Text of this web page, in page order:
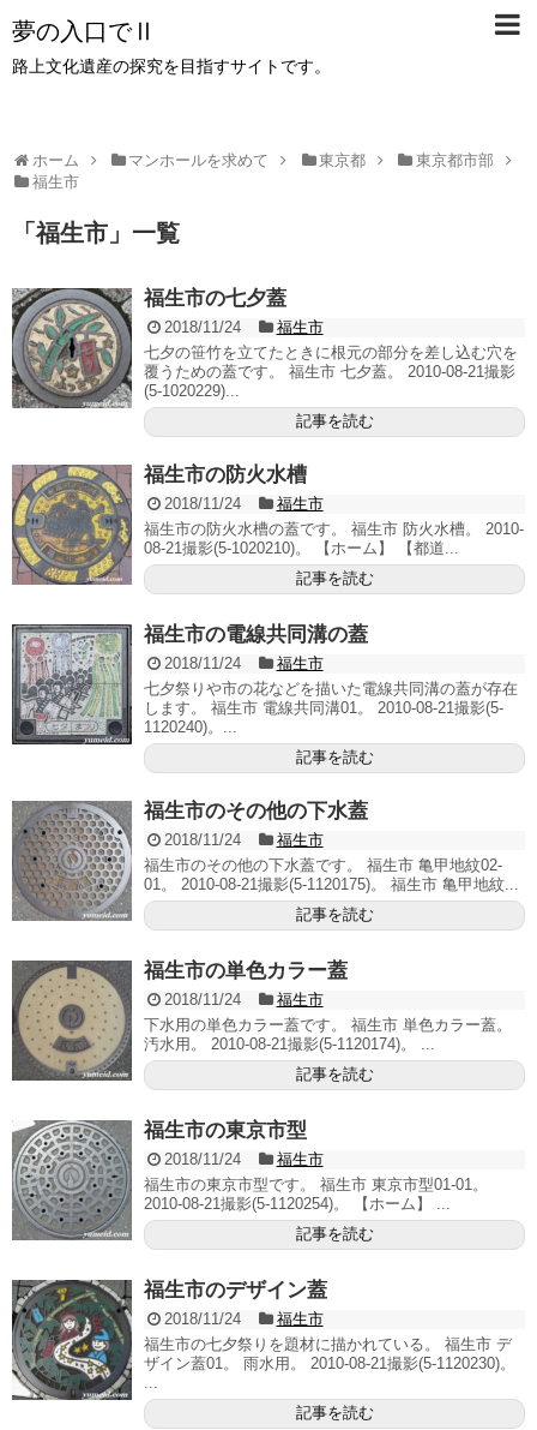
夢の入口でⅡ
路上文化遺産の探究を目指すサイトです。
ホーム マンホールを求めて 東京都
東京都市部
福生市
「福生市 」 一覧
福生市の七夕蓋
2018/11/24
福生市
七夕の笹竹を立てたときに根元の部分を差し込む穴を
覆うための蓋です。 福生市 七夕蓋。 2010-08-21撮影
(5-1020229)...
記事を読む
福生市の防火水槽
2018/11/24
福生市
福生市の防火水槽の蓋です。 福生市 防火水槽。 2010-
08-21撮影(5-1020210)。 【ホーム】 【都道...
記事を読む
福生市の電線共同溝の蓋
2018/11/24
福生市
七夕祭りや市の花などを描いた電線共同溝の蓋が存在
します。 福生市 電線共同溝01。 2010-08-21撮影(5-
1120240)。...
記事を読む
福生市のその他の下水蓋
2018/11/24
福生市
福生市のその他の下水蓋です。 福生市 亀甲地紋02-
01。 2010-08-21撮影(5-1120175)。 福生市 亀甲地紋...
記事を読む
福生市の単色カラー蓋
2018/11/24
福生市
下水用の単色カラー蓋です。 福生市 単色カラー蓋。
汚水用。 2010-08-21撮影(5-1120174)。 ...
記事を読む
福生市の東京市型
2018/11/24
福生市
福生市の東京市型です。 福生市 東京市型01-01。
2010-08-21撮影(5-1120254)。 【ホーム】 ...
記事を読む
福生市のデザイン蓋
2018/11/24
福生市
福生市の七夕祭りを題材に描かれている。 福生市 デ
ザイン蓋01。 雨水用。 2010-08-21撮影(5-1120230)。
...
記事を読む